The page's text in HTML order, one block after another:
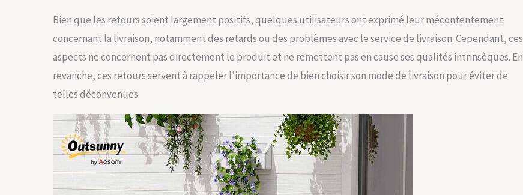
Bien que les retours soient largement positifs, quelques utilisateurs ont exprimé leur mécontentement
concernant la livraison, notamment des retards ou des problèmes avec le service de livraison. Cependant, ces
aspects ne concernent pas directement le produit et ne remettent pas en cause ses qualités intrinsèques. En
revanche, ces retours servent à rappeler l’importance de bien choisir son mode de livraison pour éviter de
telles déconvenues.